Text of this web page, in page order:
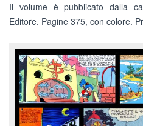
Il volume è pubblicato dalla
Editore. Pagine 375, con colore.